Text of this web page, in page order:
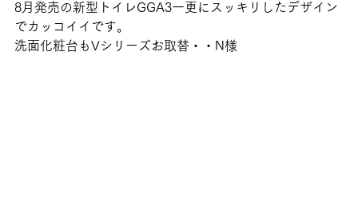
8月発売の新型トイレGGA3一更にスッキリしたデザイン
でカッコイイです。
洗面化粧台もVシリーズお取替・・N様